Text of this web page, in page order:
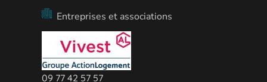
Entreprises et associations
09 77 42 57 57